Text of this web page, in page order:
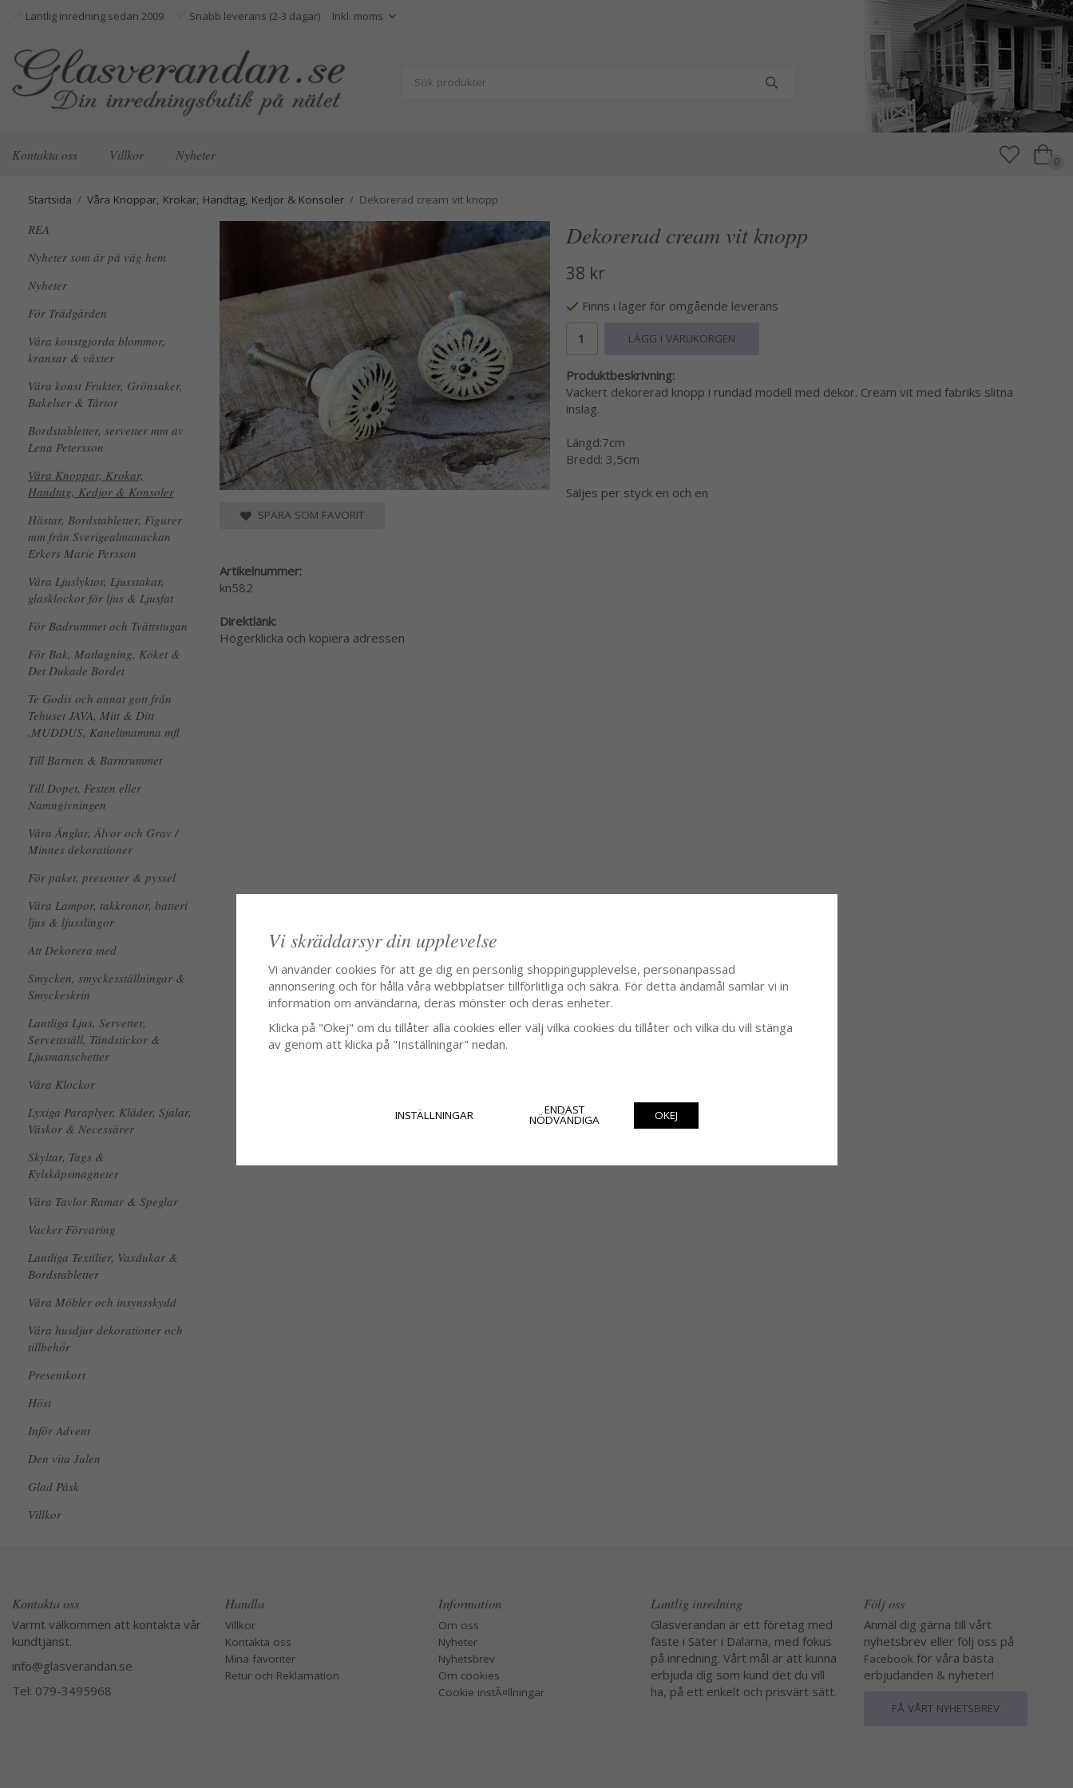
Lantlig inredning sedan 2009 Snabb leverans (2-3 dagar)
Kontakta oss Villkor Nyheter 0
Startsida / Våra Knoppar, Krokar, Handtag, Kedjor & Konsoler / Dekorerad cream vit knopp
REA
Nyheter som är på väg hem
Nyheter
För Trädgården
Våra konstgjorda blommor,
kransar & växter
Våra konst Frukter, Grönsaker,
Bakelser & Tårtor
Bordstabletter, servetter mm av
Lena Petersson
Våra Knoppar, Krokar,
Handtag, Kedjor & Konsoler
Hästar, Bordstabletter, Figurer
mm från Sverigealmanackan
Erkers Marie Persson
Våra Ljuslyktor, Ljusstakar,
glasklockor för ljus & Ljusfat
För Badrummet och Tvättstugan
För Bak, Matlagning, Köket &
Det Dukade Bordet
Te Godis och annat gott från
Tehuset JAVA, Mitt & Ditt
,MUDDUS, Kanelimamma mfl
Till Barnen & Barnrummet
Till Dopet, Festen eller
Namngivningen
Våra Änglar, Älvor och Grav /
Minnes dekorationer
För paket, presenter & pyssel
Våra Lampor, takkronor, batteri
ljus & ljusslingor
Att Dekorera med
Smycken, smyckesställningar &
Smyckeskrin
Lantliga Ljus, Servetter,
Servettställ, Tändstickor &
Ljusmanschetter
Våra Klockor
Lyxiga Paraplyer, Kläder, Sjalar,
Väskor & Necessärer
Skyltar, Tags &
Kylskåpsmagneter
Våra Tavlor Ramar & Speglar
Vacker Förvaring
Lantliga Textilier, Vaxdukar &
Bordstabletter
Våra Möbler och insynsskydd
Våra husdjur dekorationer och
tillbehör
Presentkort
Höst
Inför Advent
Den vita Julen
Glad Påsk
Villkor
Dekorerad cream vit knopp
38 kr
Finns i lager för omgående leverans
LÄGG I VARUKORGEN
Produktbeskrivning:
Vackert dekorerad knopp i rundad modell med dekor. Cream vit med fabriks slitna
inslag.
Längd:7cm
Bredd: 3,5cm
Säljes per styck en och en
SPARA SOM FAVORIT
Artikelnummer:
kn582
Direktlänk:
Högerklicka och kopiera adressen
Kontakta oss
Varmt välkommen att kontakta vår
kundtjänst.
info@glasverandan.se
Tel: 079-3495968
Handla
Villkor
Kontakta oss
Mina favoriter
Retur och Reklamation
Information
Om oss
Nyheter
Nyhetsbrev
Om cookies
Cookie instÃ¤llningar
Lantlig inredning
Glasverandan är ett företag med
fäste i Säter i Dalarna, med fokus
på inredning. Vårt mål är att kunna
erbjuda dig som kund det du vill
ha, på ett enkelt och prisvärt sätt.
Följ oss
Anmäl dig gärna till vårt
nyhetsbrev eller följ oss på
Facebook för våra bästa
erbjudanden & nyheter!
FÅ VÅRT NYHETSBREV
Vi skräddarsyr din upplevelse
Vi använder cookies för att ge dig en personlig shoppingupplevelse, personanpassad
annonsering och för hålla våra webbplatser tillförlitliga och säkra. För detta ändamål samlar vi in
information om användarna, deras mönster och deras enheter.
Klicka på "Okej" om du tillåter alla cookies eller välj vilka cookies du tillåter och vilka du vill stänga
av genom att klicka på "Inställningar" nedan.
INSTÄLLNINGAR ENDAST
NÖDVÄNDIGA OKEJ